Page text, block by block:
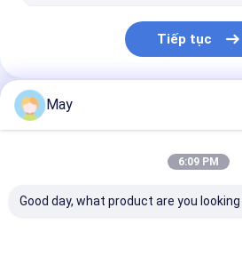
Tiếp tục
Danh Mục Của Chúng Tôi
May
6:09 PM
Good day, what product are you